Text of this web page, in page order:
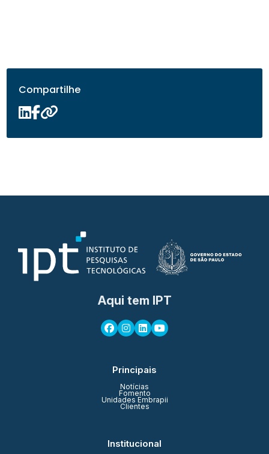
Compartilhe
Aqui tem IPT
Principais
Notícias
Fomento
Unidades Embrapii
Clientes
Institucional